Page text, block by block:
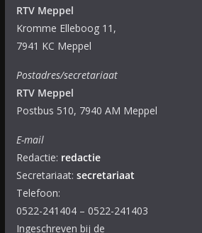
RTV Meppel
Kromme Elleboog 11,
7941 KC Meppel
Postadres/secretariaat
RTV Meppel
Postbus 510, 7940 AM Meppel
E-mail
Redactie: redactie
Secretariaat: secretariaat
Telefoon:
0522-241404 – 0522-241403
Ingeschreven bij de